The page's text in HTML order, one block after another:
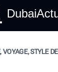
STYLE